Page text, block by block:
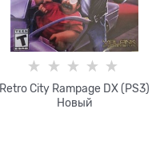
Retro City Rampage DX (PS3)
Новый